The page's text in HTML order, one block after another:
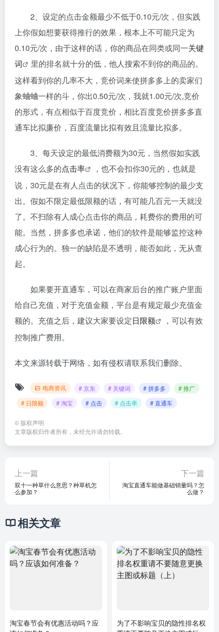
2、设定的点击金额最少不低于0.10元/次，但实践
上你假如想要获得推行的效果，根本上不可能只定为
0.10元/次，由于这样的话，你的商品在同类或同一关键
词
里的排名就十分的低，他人搜索不到你的商品的。
这样看到你的几率不大，竞价词来使拼多多上的卖家们
象蛐蛐一样的斗，你出0.50元/次，我就1.00元/次,竞价
的形式，有点相似于百度竞价，相比百度竞价拼多多直
通车比拟廉价，百度流量比拟有效且流量比拟多。
3、每天设定的最低消费额为30元，当然假如实践
没有这么多的点击率
，也不会扣你30元的，也就是
说，30元是在有人点击的状况下，你能够控制的最少支
出。假如不限定最低限额的话，有可能几百元一天就没
了。不扫除有人成心点击你的商品，耗费你的费用的可
能。当然，拼多多也承诺，他们的软件是能够监控这种
成心行为的。独一的缺陷是不透明，能否如此，无从查
起。
如果要开直通车，可以在商家后台的推广账户里面
给自己充值，对于充值金额，平台是有规定最少充值金
额的。充值之后，建议大家要设定日限额
，可以有效
控制推广费用。
本文来源转载于网络，如有侵权请联系我们删除。
电商资讯 # 京东 # 关键词 # 拼多多
# 推广
# 日限额
# 淘宝 # 点击 # 点击率 # 直通车
© 版权声明
文章版权归作者所有，未经允许请勿转载。
上一篇
双十一种草什么意思？种草机怎
么参加？
下一篇
淘宝直通车能做基础销量吗？怎
么做？
相关文章
淘宝春节会有优惠活动吗？应
为了不影响宝贝的隐性排名权